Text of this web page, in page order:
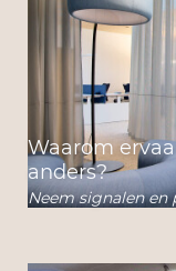
Waarom
anders?
Neem signalen en